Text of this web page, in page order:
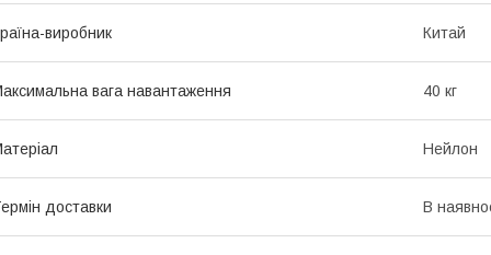
виробник Китай
вага навантаження 40 кг
Нейлон
доставки В